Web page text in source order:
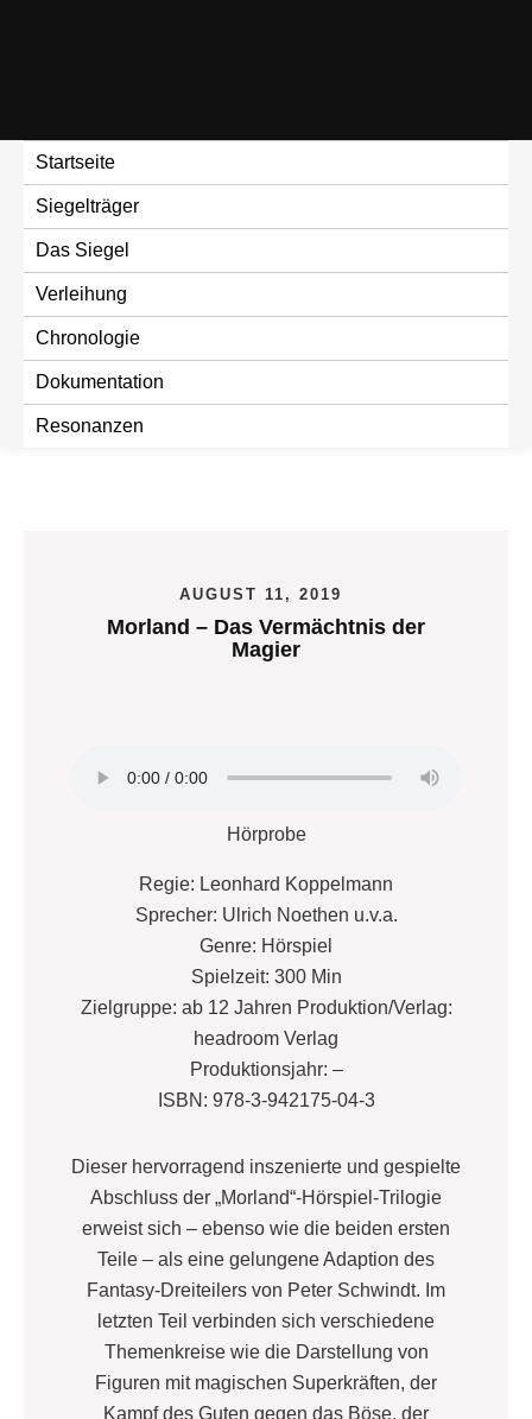
Startseite
Siegelträger
Das Siegel
Verleihung
Chronologie
Dokumentation
Resonanzen
AUGUST 11, 2019
Morland – Das Vermächtnis der
Magier
Hörprobe
Regie: Leonhard Koppelmann
Sprecher: Ulrich Noethen u.v.a.
Genre: Hörspiel
Spielzeit: 300 Min
Zielgruppe: ab 12 Jahren Produktion/Verlag:
headroom Verlag
Produktionsjahr: –
ISBN: 978-3-942175-04-3
Dieser hervorragend inszenierte und gespielte
Abschluss der „Morland“-Hörspiel-Trilogie
erweist sich – ebenso wie die beiden ersten
Teile – als eine gelungene Adaption des
Fantasy-Dreiteilers von Peter Schwindt. Im
letzten Teil verbinden sich verschiedene
Themenkreise wie die Darstellung von
Figuren mit magischen Superkräften, der
Kampf des Guten gegen das Böse, der